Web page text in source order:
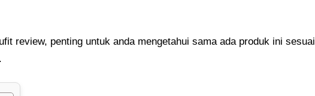
review, penting untuk anda mengetahui sama ada produk ini sesuai